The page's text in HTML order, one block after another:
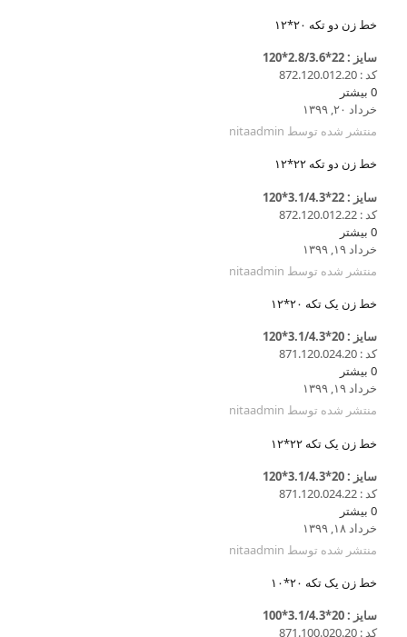
خط زن دو تکه ۲۰*۱۲
سایز : 22*2.8/3.6*120
کد : 872.120.012.20
0 بیشتر
خرداد ۲۰, ۱۳۹۹
منتشر شده توسط nitaadmin
خط زن دو تکه ۲۲*۱۲
سایز : 22*3.1/4.3*120
کد : 872.120.012.22
0 بیشتر
خرداد ۱۹, ۱۳۹۹
منتشر شده توسط nitaadmin
خط زن یک تکه ۲۰*۱۲
سایز : 20*3.1/4.3*120
کد : 871.120.024.20
0 بیشتر
خرداد ۱۹, ۱۳۹۹
منتشر شده توسط nitaadmin
خط زن یک تکه ۲۲*۱۲
سایز : 20*3.1/4.3*120
کد : 871.120.024.22
0 بیشتر
خرداد ۱۸, ۱۳۹۹
منتشر شده توسط nitaadmin
خط زن یک تکه ۲۰*۱۰
سایز : 20*3.1/4.3*100
کد : 871.100.020.20